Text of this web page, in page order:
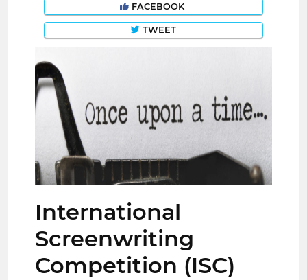
FACEBOOK
TWEET
International
Screenwriting
Competition (ISC)